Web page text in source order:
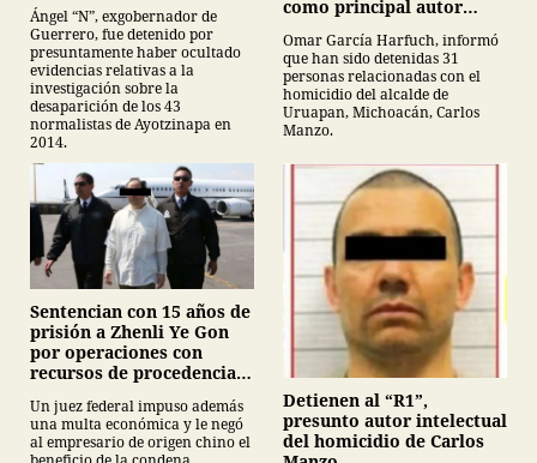
Ayotzinapa
Ángel “N”, exgobernador de
Guerrero, fue detenido por
presuntamente haber ocultado
evidencias relativas a la
investigación sobre la
desaparición de los 43
normalistas de Ayotzinapa en
2014.
como principal autor
Omar García Harfuch, informó
que han sido detenidas 31
personas relacionadas con el
homicidio del alcalde de
Uruapan, Michoacán, Carlos
Manzo.
Sentencian con 15 años de
prisión a Zhenli Ye Gon
por operaciones con
recursos de procedencia
Un juez federal impuso además
una multa económica y le negó
al empresario de origen chino el
Detienen al “R1”,
presunto autor intelectual
del homicidio de Carlos